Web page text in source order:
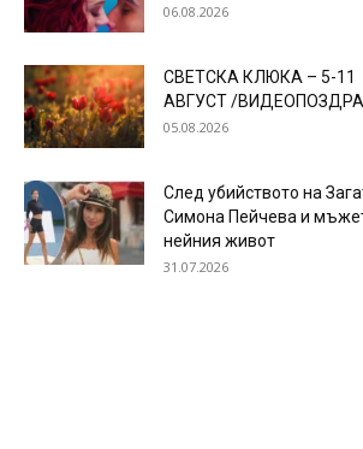
06.08.2026
СВЕТСКА КЛЮКА – 5-11
АВГУСТ /
05.08.2026
След убийството на
Симона Пейчева и
нейния живот
31.07.2026